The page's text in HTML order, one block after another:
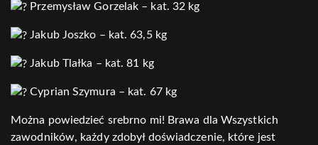
Przemysław Gorzelak – kat. 32 kg
Jakub Joszko – kat. 63,5 kg
Jakub Tlałka – kat. 81 kg
Cyprian Szymura – kat. 67 kg
Można powiedzieć srebrno mi! Brawa dla Wszystkich
zawodników, każdy zdobył doświadczenie, które jest